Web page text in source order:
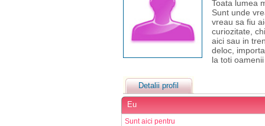
Toata lumea
Sunt unde
vreau sa fiu
curiozitate,
aici sau in
deloc,
la toti
Detalii profil
Eu
Sunt aici pentru